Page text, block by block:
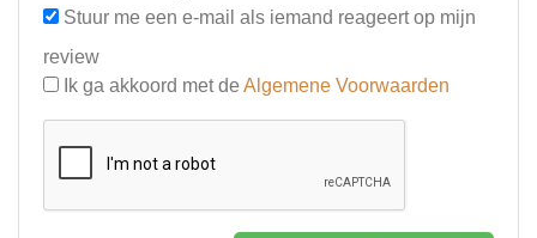
Stuur me een e-mail als iemand reageert op mijn
review
Ik ga akkoord met de Algemene Voorwaarden